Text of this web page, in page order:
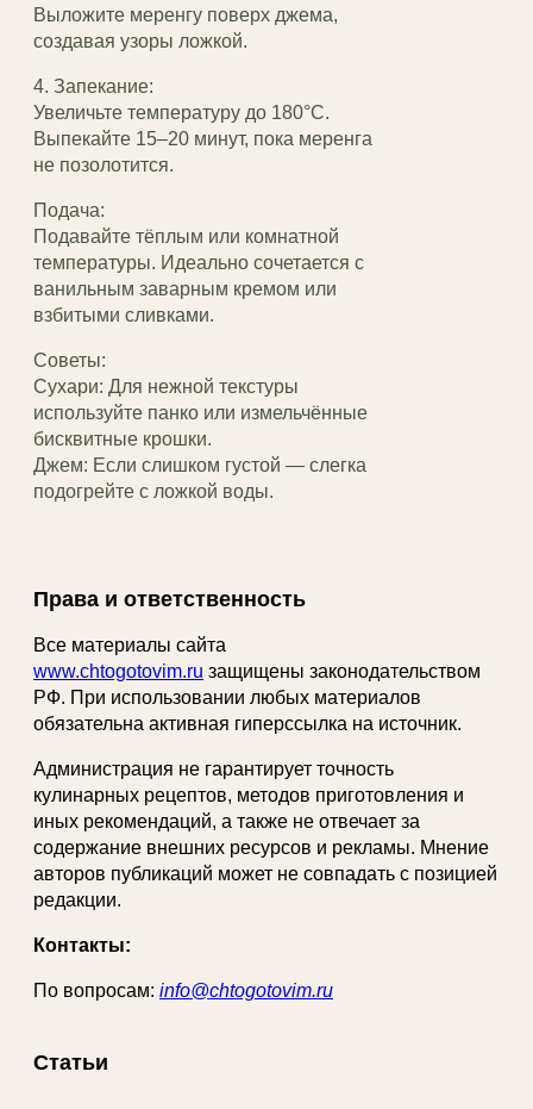
Выложите меренгу поверх джема,
создавая узоры ложкой.
4. Запекание:
Увеличьте температуру до 180°C.
Выпекайте 15–20 минут, пока меренга
не позолотится.
Подача:
Подавайте тёплым или комнатной
температуры. Идеально сочетается с
ванильным заварным кремом или
взбитыми сливками.
Советы:
Сухари: Для нежной текстуры
используйте панко или измельчённые
бисквитные крошки.
Джем: Если слишком густой — слегка
подогрейте с ложкой воды.
Права и ответственность
Все материалы сайта
www.chtogotovim.ru защищены законодательством
РФ. При использовании любых материалов
обязательна активная гиперссылка на источник.
Администрация не гарантирует точность
кулинарных рецептов, методов приготовления и
иных рекомендаций, а также не отвечает за
содержание внешних ресурсов и рекламы. Мнение
авторов публикаций может не совпадать с позицией
редакции.
Контакты:
По вопросам: info@chtogotovim.ru
Статьи